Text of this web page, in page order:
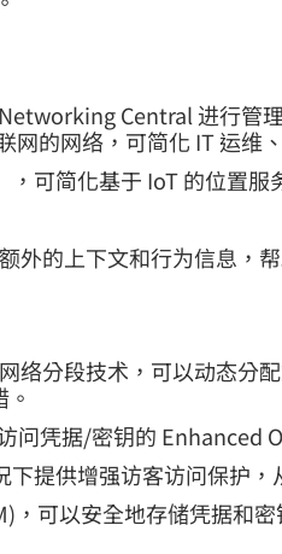
Central 进行
的网络，可简化 IT 运维
可简化基于 IoT 的位置
的上下文和行为信息，
分段技术，可以动态分
凭据/密钥的 Enhanced
提供增强访客访问保护，
可以安全地存储凭据和密